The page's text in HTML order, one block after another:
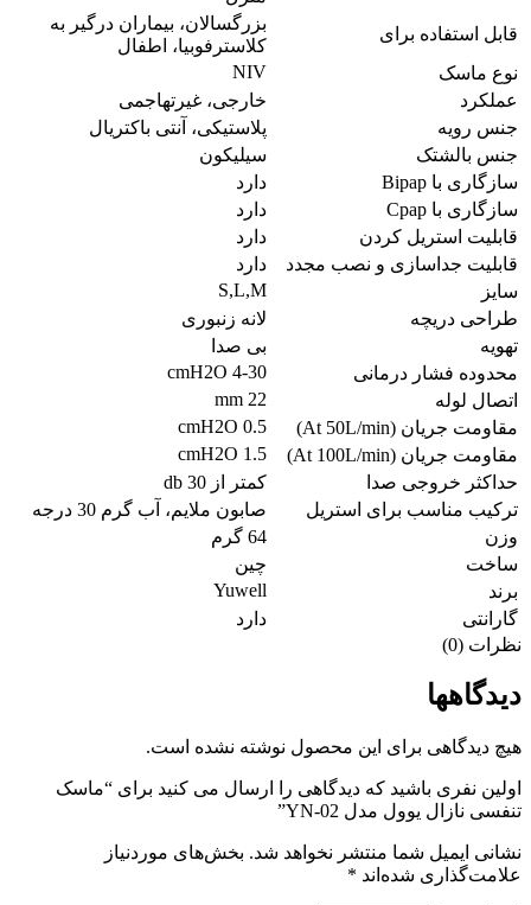
قابل استفاده برای
بزرگسالان، بیماران درگیر به
کلاسترفوبیا، اطفال
نوع ماسک
NIV
عملکرد
خارجی، غیرتهاجمی
جنس رویه
پلاستیکی، آنتی باکتریال
جنس بالشتک
سیلیکون
سازگاری با Bipap
دارد
سازگاری با Cpap
دارد
قابلیت استریل کردن
دارد
قابلیت جداسازی و نصب مجدد
دارد
سایز
S,L,M
طراحی دریچه
لانه زنبوری
تهویه
بی صدا
محدوده فشار درمانی
4-30 cmH2O
اتصال لوله
22 mm
مقاومت جریان (At 50L/min)
0.5 cmH2O
مقاومت جریان (At 100L/min)
1.5 cmH2O
حداکثر خروجی صدا
کمتر از 30 db
ترکیب مناسب برای استریل
صابون ملایم، آب گرم 30 درجه
وزن
64 گرم
ساخت
چین
برند
Yuwell
گارانتی
دارد
نظرات (0)
دیدگاهها
هیچ دیدگاهی برای این محصول نوشته نشده است.
اولین نفری باشید که دیدگاهی را ارسال می کنید برای “ماسک
تنفسی نازال یوول مدل YN-02”
نشانی ایمیل شما منتشر نخواهد شد. بخش‌های موردنیاز
علامت‌گذاری شده‌اند *